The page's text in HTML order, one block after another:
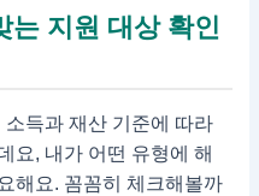
는 지원 대상 확인
득과 재산 기준에 따라
요, 내가 어떤 유형에 해
해요. 꼼꼼히 체크해볼까